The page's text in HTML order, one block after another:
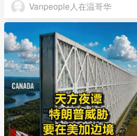
Vanpeople人在温哥华